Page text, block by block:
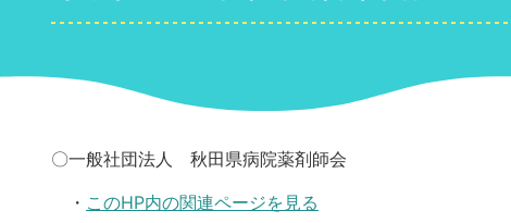
〇一般社団法人 秋田県病院薬剤師会
・ このHP内の関連ページを見る